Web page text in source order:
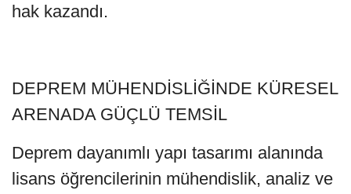
hak kazandı.
DEPREM MÜHENDİSLİĞİNDE KÜRESEL
ARENADA GÜÇLÜ TEMSİL
Deprem dayanımlı yapı tasarımı alanında
lisans öğrencilerinin mühendislik, analiz ve